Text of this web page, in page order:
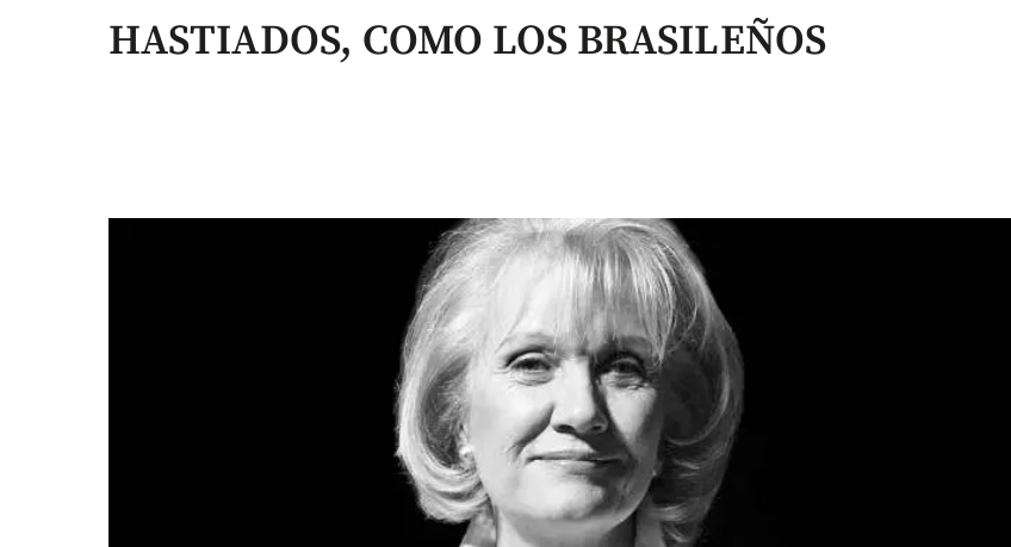
HASTIADOS, COMO LOS BRASILEÑOS